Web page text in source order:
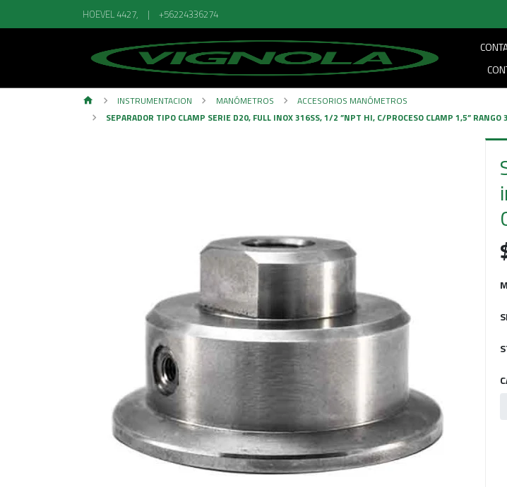
HOEVEL 4427, | +56224336274
INSTRUMENTACION MANÓMETROS
ACCESORIOS MANÓMETROS
SEPARADOR TIPO CLAMP SERIE D20, FULL INOX 316SS, 1/2 ”NPT HI, C/PROCESO CLAMP 1,5” RANGO